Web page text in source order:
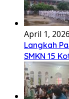
April 1, 2026
Langkah
SMKN 15